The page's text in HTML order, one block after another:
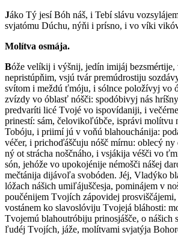
Jáko Tý jesí Bóh náš, i Tebí slávu
svjatómu Dúchu, nýňi i prísno, i vo víki
Molítva osmája.
Bóže velíkij i výšnij, jedín imijáj
nepristúpňim, vsjú tvár premúdrostiju
svítom i meždú ťmóju, i sólnce položívyj vo
zvízdy vo óblasť nóšči: spodóbivyj nás
predvaríti licé Tvojé vo ispovídaniji, i
prinestí: sám, čelovikoľúbče, isprávi molítvu
Tobóju, i priimí jú v voňú blahouchánija:
véčer, i prichoďáščuju nóšč mírnu: oblecý
ný ot strácha noščnáho, i vsjákija véšči vo
són, jehóže vo upokojénije némošči nášej
mečtánija dijávoľa svobóden. Jéj, Vladýko
lóžach nášich umiľájuščesja, pominájem v
poučénijem Tvojích zápovidej
vostánem ko slavoslóviju Tvojejá bláhosti:
Tvojemú blahoutróbiju prinosjášče, o nášich
ľudéj Tvojích, jáže, molítvami svjatýja